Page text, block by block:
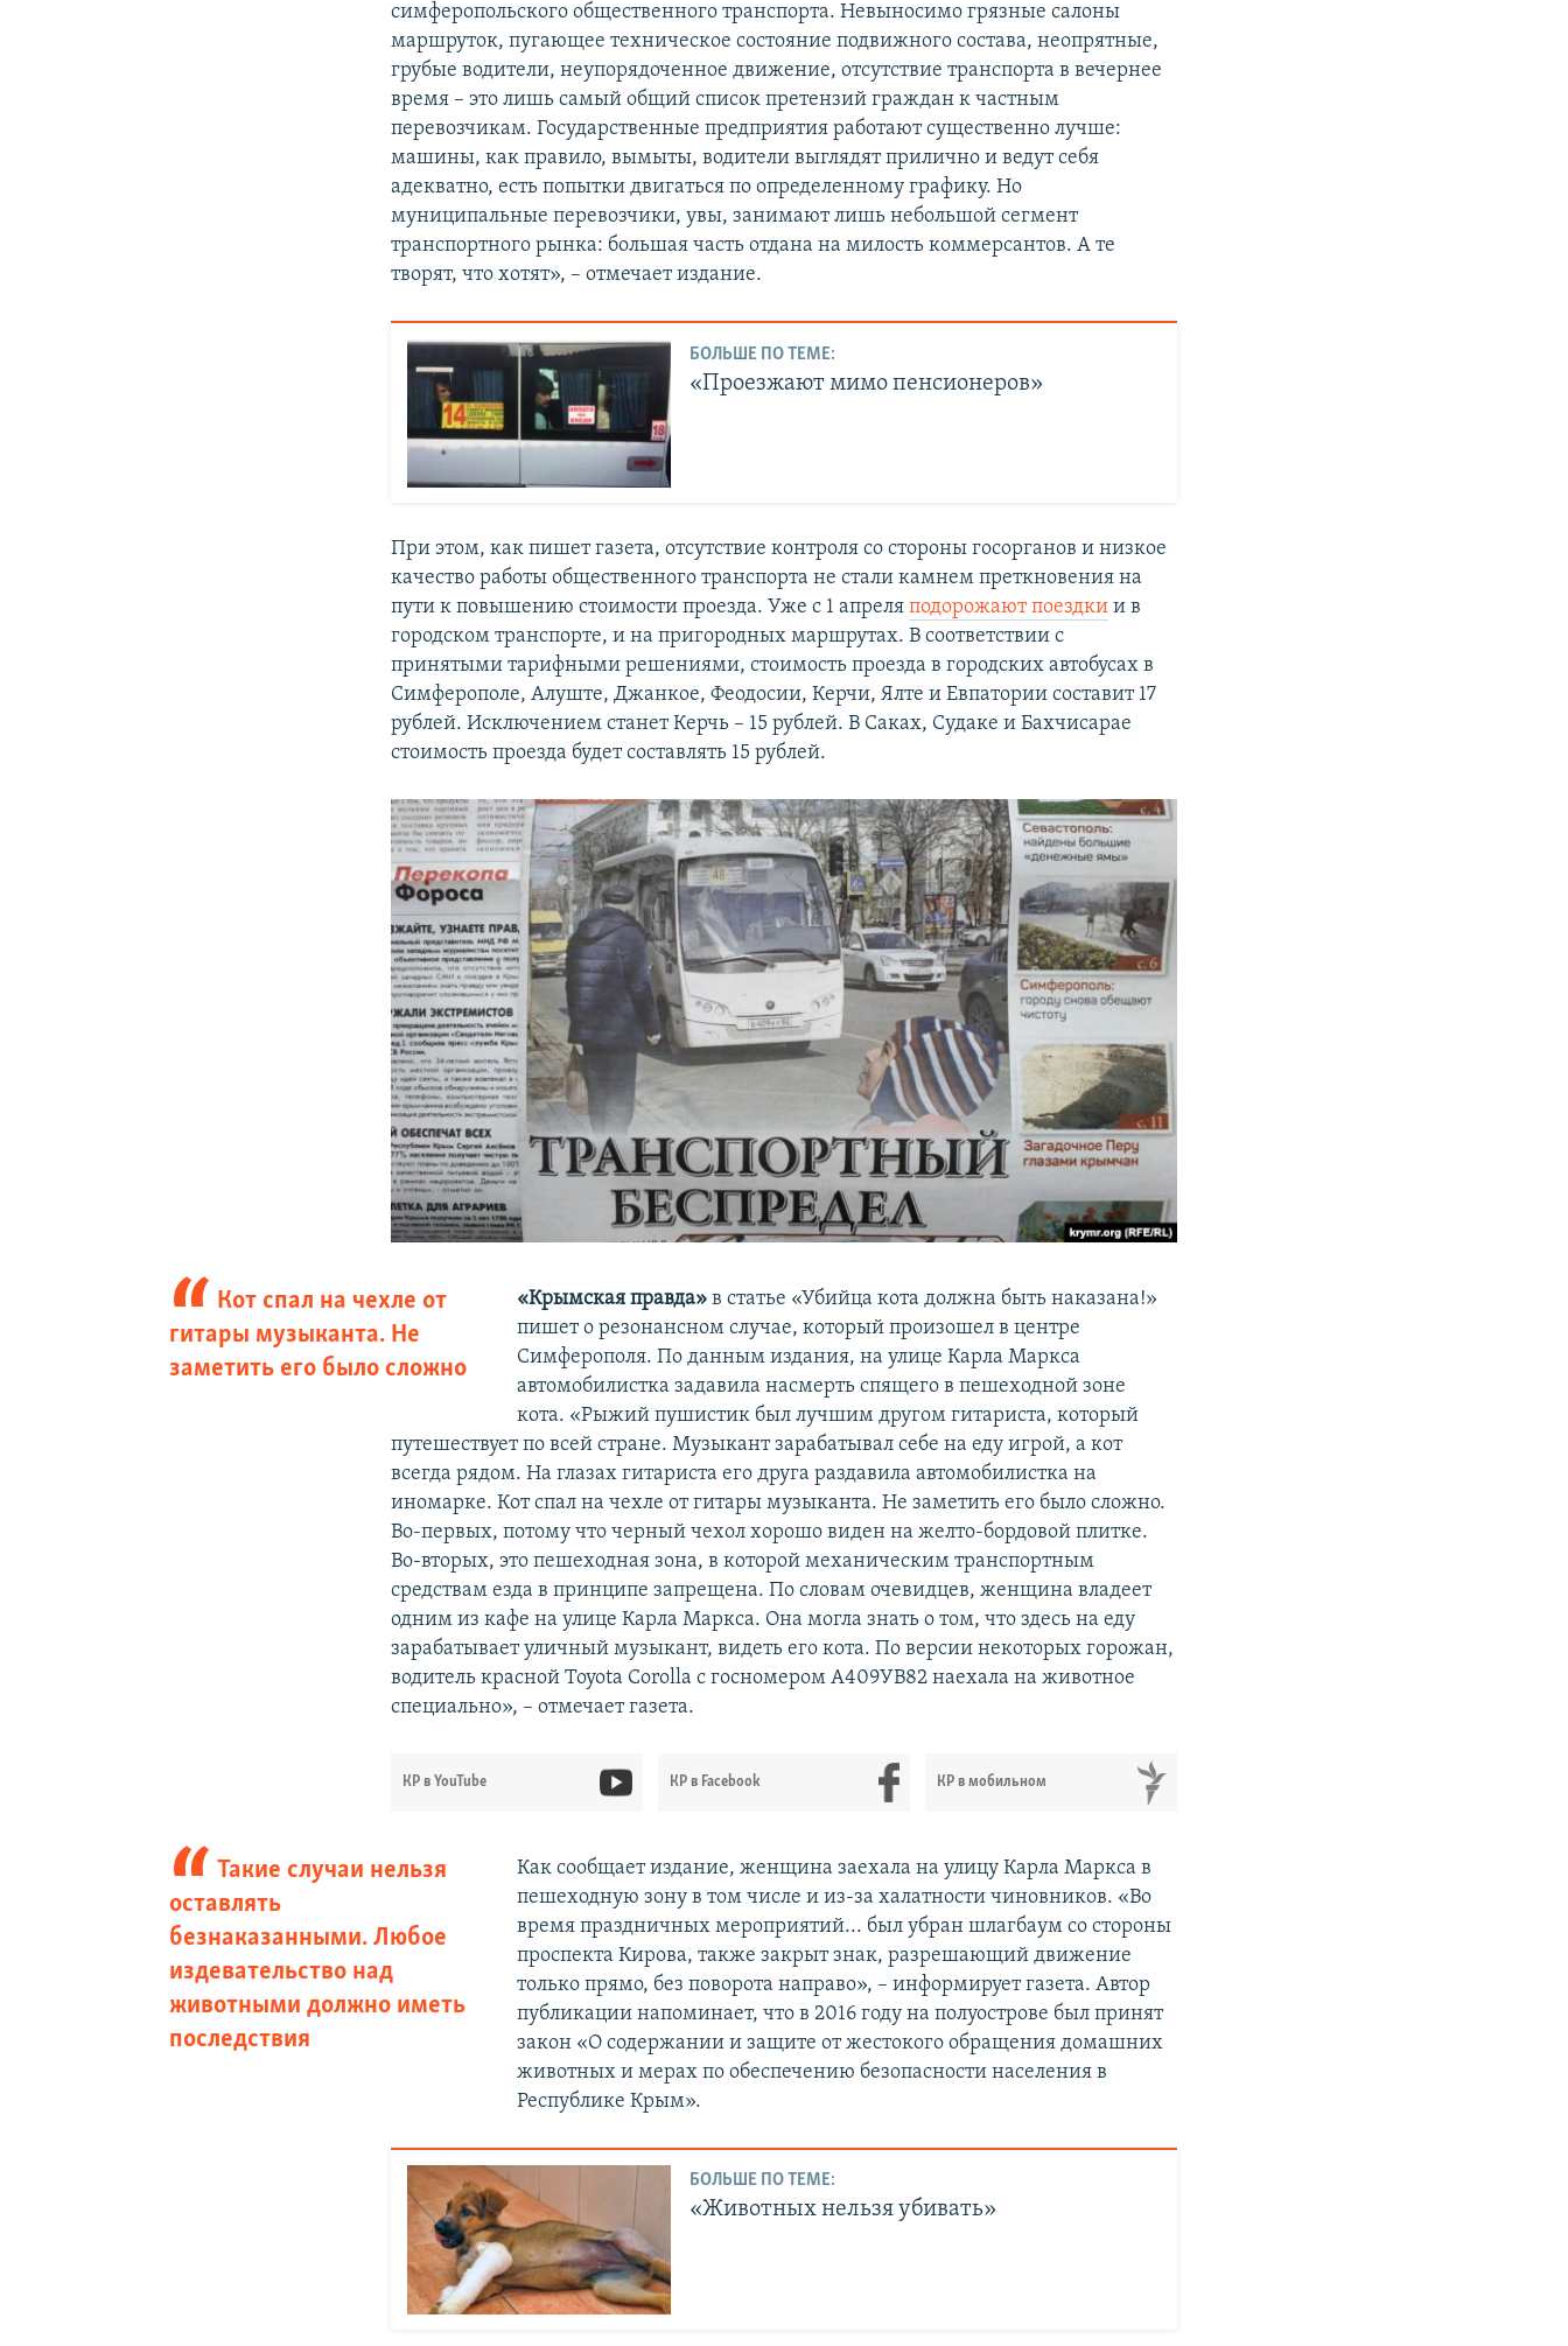
симферопольского общественного транспорта. Невыносимо грязные салоны
маршруток, пугающее техническое состояние подвижного состава, неопрятные,
грубые водители, неупорядоченное движение, отсутствие транспорта в вечернее
время – это лишь самый общий список претензий граждан к частным
перевозчикам. Государственные предприятия работают существенно лучше:
машины, как правило, вымыты, водители выглядят прилично и ведут себя
адекватно, есть попытки двигаться по определенному графику. Но
муниципальные перевозчики, увы, занимают лишь небольшой сегмент
транспортного рынка: большая часть отдана на милость коммерсантов. А те
творят, что хотят», – отмечает издание.
БОЛЬШЕ ПО ТЕМЕ:
«Проезжают мимо пенсионеров»
При этом, как пишет газета, отсутствие контроля со стороны госорганов и низкое
качество работы общественного транспорта не стали камнем преткновения на
пути к повышению стоимости проезда. Уже с 1 апреляподорожают поездки и в
городском транспорте, и на пригородных маршрутах. В соответствии с
принятыми тарифными решениями, стоимость проезда в городских автобусах в
Симферополе, Алуште, Джанкое, Феодосии, Керчи, Ялте и Евпатории составит 17
рублей. Исключением станет Керчь – 15 рублей. В Саках, Судаке и Бахчисарае
стоимость проезда будет составлять 15 рублей.
Кот спал на чехле от
гитары музыканта. Не
заметить его было сложно
«Крымская правда»в статье «Убийца кота должна быть наказана!»
пишет о резонансном случае, который произошел в центре
Симферополя. По данным издания, на улице Карла Маркса
автомобилистка задавила насмерть спящего в пешеходной зоне
кота. «Рыжий пушистик был лучшим другом гитариста, который
путешествует по всей стране. Музыкант зарабатывал себе на еду игрой, а кот
всегда рядом. На глазах гитариста его друга раздавила автомобилистка на
иномарке. Кот спал на чехле от гитары музыканта. Не заметить его было сложно.
Во-первых, потому что черный чехол хорошо виден на желто-бордовой плитке.
Во-вторых, это пешеходная зона, в которой механическим транспортным
средствам езда в принципе запрещена. По словам очевидцев, женщина владеет
одним из кафе на улице Карла Маркса. Она могла знать о том, что здесь на еду
зарабатывает уличный музыкант, видеть его кота. По версии некоторых горожан,
водитель красной Toyota Corolla с госномером А409УВ82 наехала на животное
специально», – отмечает газета.
КР в YouTube КР в Facebook КР в мобильном
Такие случаи нельзя
оставлять
безнаказанными. Любое
издевательство над
животными должно иметь
последствия
Как сообщает издание, женщина заехала на улицу Карла Маркса в
пешеходную зону в том числе и из-за халатности чиновников. «Во
время праздничных мероприятий... был убран шлагбаум со стороны
проспекта Кирова, также закрыт знак, разрешающий движение
только прямо, без поворота направо», – информирует газета. Автор
публикации напоминает, что в 2016 году на полуострове был принят
закон «О содержании и защите от жестокого обращения домашних
животных и мерах по обеспечению безопасности населения в
Республике Крым».
БОЛЬШЕ ПО ТЕМЕ:
«Животных нельзя убивать»